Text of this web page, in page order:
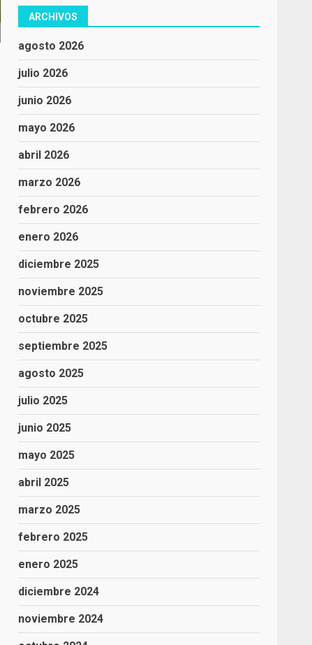
ARCHIVOS
agosto 2026
julio 2026
junio 2026
mayo 2026
abril 2026
marzo 2026
febrero 2026
enero 2026
diciembre 2025
noviembre 2025
octubre 2025
septiembre 2025
agosto 2025
julio 2025
junio 2025
mayo 2025
abril 2025
marzo 2025
febrero 2025
enero 2025
diciembre 2024
noviembre 2024